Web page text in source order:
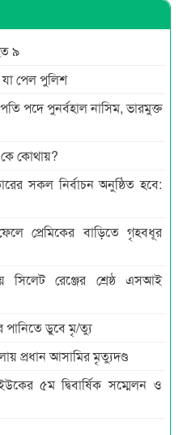
৯
যা পেল পুলিশ
পদে পুনর্বহাল নাসিম, ভারমুক্ত
কে কোথায়?
সকল নির্বাচন অনুষ্ঠিত হবে:
প্রেমিকের বাড়িতে গৃহবধূর
রেঞ্জের শ্রেষ্ঠ এসআই
পানিতে ডুবে মৃ/ত্যু
প্রধান আসামির মৃত্যুদণ্ড
৫ম দ্বিবার্ষিক সম্মেলন ও